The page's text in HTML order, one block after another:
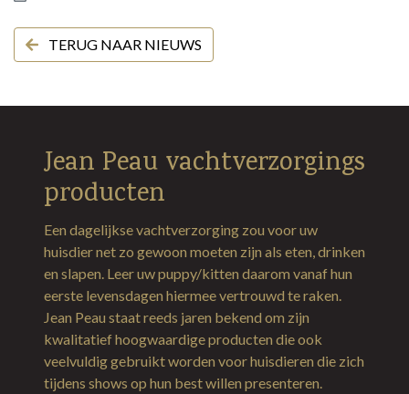
TERUG NAAR NIEUWS
Jean Peau vachtverzorgings
producten
Een dagelijkse vachtverzorging zou voor uw
huisdier net zo gewoon moeten zijn als eten, drinken
en slapen. Leer uw puppy/kitten daarom vanaf hun
eerste levensdagen hiermee vertrouwd te raken.
Jean Peau staat reeds jaren bekend om zijn
kwalitatief hoogwaardige producten die ook
veelvuldig gebruikt worden voor huisdieren die zich
tijdens shows op hun best willen presenteren.